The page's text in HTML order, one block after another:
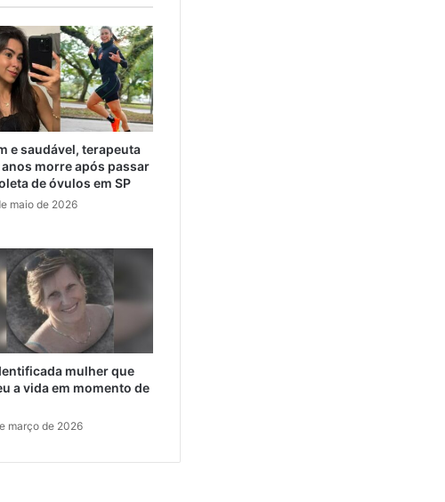
e saudável, terapeuta
anos morre após passar
de óvulos em SP
maio de 2026
mulher que
a vida em momento de
março de 2026